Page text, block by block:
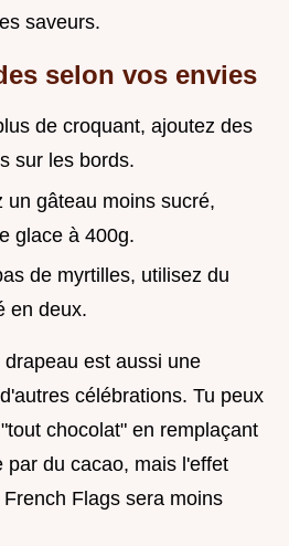
saveurs.
selon vos envies
de croquant, ajoutez des
sur les bords.
un gâteau moins sucré,
glace à 400g.
de myrtilles, utilisez du
en deux.
est aussi une
célébrations. Tu peux
chocolat" en remplaçant
par du cacao, mais l'effet
Flags sera moins